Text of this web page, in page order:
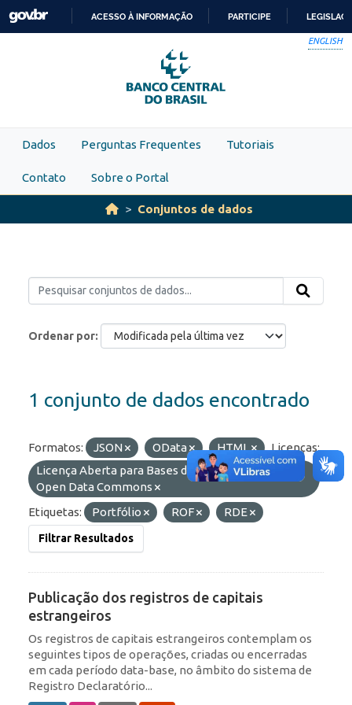
Skip to main content
PARA
O
CONTEÚDO
ACESSO À INFORMAÇÃO PARTICIPE
ENGLISH
Dados Perguntas Frequentes Tutoriais
Contato Sobre o Portal
Conjuntos de dados
Ordenar por
1 conjunto de dados encontrado
Formatos: JSON OData HTML
Licenças:
Licença Aberta para Bases de Dados (ODbL) do
Open Data Commons
Etiquetas:
Portfólio ROF RDE
Filtrar Resultados
Publicação dos registros de capitais
estrangeiros
Os registros de capitais estrangeiros contemplam os
seguintes tipos de operações, criadas ou encerradas
em cada período data-base, no âmbito do sistema de
Registro Declaratório...